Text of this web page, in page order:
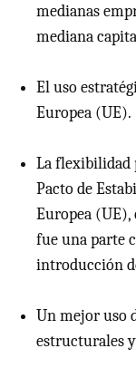
medianas
mediana
El uso
Europea (UE).
La flexibilidad
Pacto de
Europea (UE),
fue una parte
introducción
Un mejor uso
estructurales